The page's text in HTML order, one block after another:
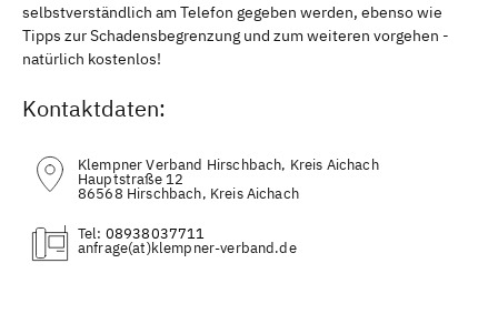
selbstverständlich am Telefon gegeben werden, ebenso wie
Tipps zur Schadensbegrenzung und zum weiteren vorgehen -
natürlich kostenlos!
Kontaktdaten:
Klempner Verband Hirschbach, Kreis Aichach
Hauptstraße 12
86568 Hirschbach, Kreis Aichach
Tel: 08938037711
(at)